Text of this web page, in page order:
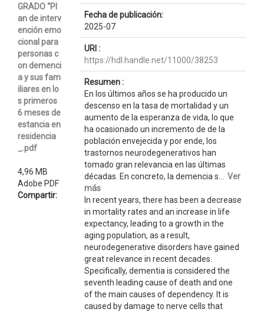
GRADO “Pl
an de interv
ención emo
cional para
personas c
on demenci
a y sus fam
iliares en lo
s primeros
6 meses de
estancia en
residencia
_.pdf
4,96 MB
Adobe PDF
Compartir:
Fecha de publicación:
2025-07
URI :
https://hdl.handle.net/11000/38253
Resumen :
En los últimos años se ha producido un
descenso en la tasa de mortalidad y un
aumento de la esperanza de vida, lo que
ha ocasionado un incremento de de la
población envejecida y por ende, los
trastornos neurodegenerativos han
tomado gran relevancia en las últimas
décadas. En concreto, la demencia s... Ver
más
In recent years, there has been a decrease
in mortality rates and an increase in life
expectancy, leading to a growth in the
aging population, as a result,
neurodegenerative disorders have gained
great relevance in recent decades.
Specifically, dementia is considered the
seventh leading cause of death and one
of the main causes of dependency. It is
caused by damage to nerve cells that